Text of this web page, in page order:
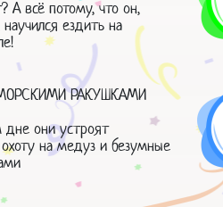
А всё потому, что он,
ездить на
РАКУШКАМИ
они устроят
на медуз и безумные